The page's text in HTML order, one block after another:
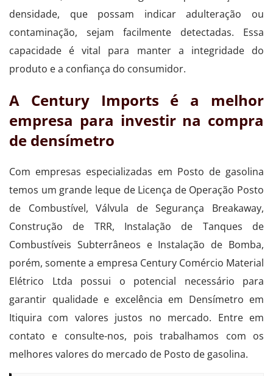
densidade, que possam indicar adulteração ou
contaminação, sejam facilmente detectadas. Essa
capacidade é vital para manter a integridade do
produto e a confiança do consumidor.
A Century Imports é a melhor
empresa para investir na compra
de densímetro
Com empresas especializadas em Posto de gasolina
temos um grande leque de Licença de Operação Posto
de Combustível, Válvula de Segurança Breakaway,
Construção de TRR, Instalação de Tanques de
Combustíveis Subterrâneos e Instalação de Bomba,
porém, somente a empresa Century Comércio Material
Elétrico Ltda possui o potencial necessário para
garantir qualidade e excelência em Densímetro em
Itiquira com valores justos no mercado. Entre em
contato e consulte-nos, pois trabalhamos com os
melhores valores do mercado de Posto de gasolina.